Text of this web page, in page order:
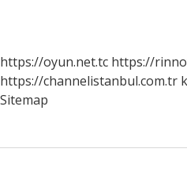
https://oyun.net.tc https://
https://channelistanbul.com.tr
Sitemap